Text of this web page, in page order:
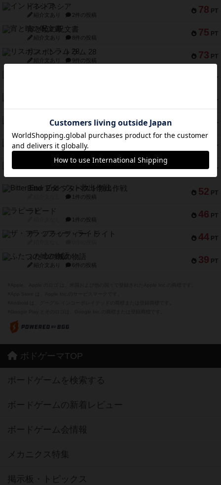
78 PT
インドネシア
紹介文あり 2件の投稿
75 PT
宵と暁の呪文書
紹介文あり 8件の投稿
73 PT
リスボン・トラム 28
紹介文あり 9件の投稿
PT
PT
PT
スペクタキュラー
PT
スモールワールド
紹介文あり 13件の投稿
58 PT
52 PT
Bitter End ブタペスト救出作戦
1件の投稿
46 PT
ラピード
1件の投稿
44 PT
ザ・フラッフィー・ライト
39 PT
ふたつの城の物語
紹介文あり 6件の投稿
ボドゲーマTOP
ボードゲームを検索する
ボードゲームの新着レビュー
ボードゲーム会情報
メカニクス特集
掲示板・トピックス